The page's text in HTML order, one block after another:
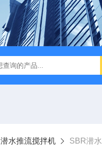
WNG5二沉池刮吸泥机原
潜水推流搅拌机 SBR潜